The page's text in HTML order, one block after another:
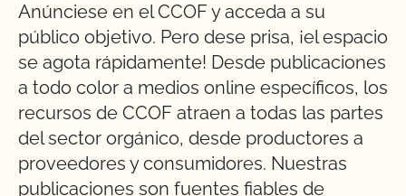
Anúnciese en el CCOF y acceda a su
público objetivo. Pero dese prisa, ¡el espacio
se agota rápidamente! Desde publicaciones
a todo color a medios online específicos, los
recursos de CCOF atraen a todas las partes
del sector orgánico, desde productores a
proveedores y consumidores. Nuestras
publicaciones son fuentes fiables de